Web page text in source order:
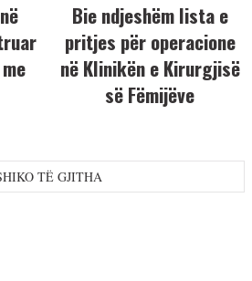
Bie ndjeshëm lista e
pritjes për operacione
në Klinikën e Kirurgjisë
së Fëmijëve
TË GJITHA